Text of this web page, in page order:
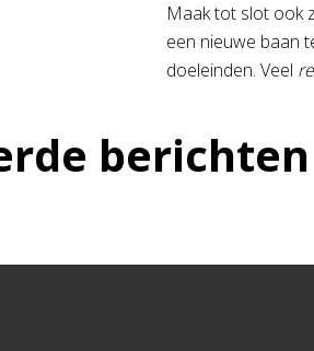
Maak tot slot ook
een nieuwe baan
doeleinden. Veel
berichten